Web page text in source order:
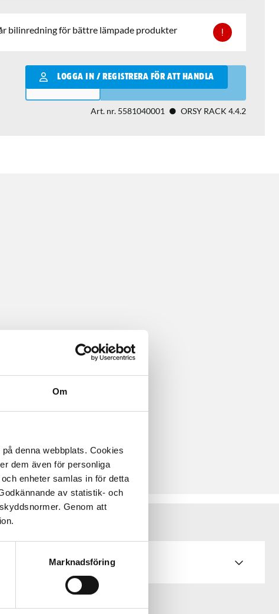
Om
denna webbplats. Cookies
dem även för personliga
enheter samlas in för detta
av statistik- och
Genom att
Marknadsföring
bilinredning för bättre lämpade produkter
LOGGA IN / REGISTRERA FÖR ATT HANDLA
Qantity
LÄGG I VARUKORGEN
Art. nr. 5581040001 ORSY RACK 4.4.2